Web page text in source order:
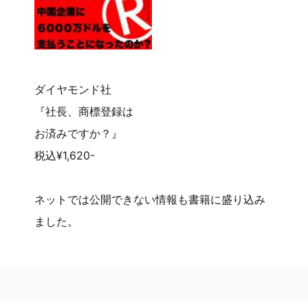
ダイヤモンド社
『社長、商標登録は
お済みですか？』
税込¥1,620-
ネットでは公開できない情報も書籍に盛り込み
ました。